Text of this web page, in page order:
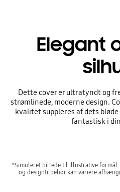
Elegant
Dette cover er ultratyndt og
strømlinede, moderne design.
kvalitet suppleres af dets
fantastisk i
*Simuleret billede til illustrative
og designtilbehør kan variere